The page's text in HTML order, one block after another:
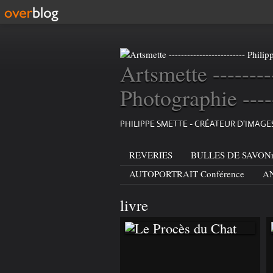
Artsmette
Photographie
PHILIPPE SMETTE - CRÉATEUR
REVERIES
BULLES DE
AUTOPORTRAIT Conférence
livre